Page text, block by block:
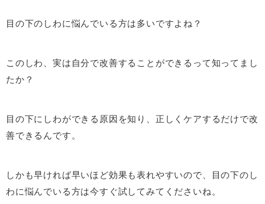
目の下のしわに悩んでいる方は多いですよね？
このしわ、実は自分で改善することができるって知ってまし
たか？
目の下にしわができる原因を知り、正しくケアするだけで改
善できるんです。
しかも早ければ早いほど効果も表れやすいので、目の下のし
わに悩んでいる方は今すぐ試してみてくださいね。